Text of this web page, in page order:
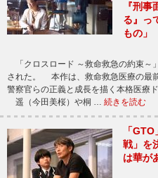
『刑
る』っ
もの」
「クロスロード ～救命救急の約束～
された。 本作は、救命救急医療の最
警察官らの正義と成長を描く本格医療
遥（今田美桜）や桐 … 続きを読む
「
戦」を
は華が